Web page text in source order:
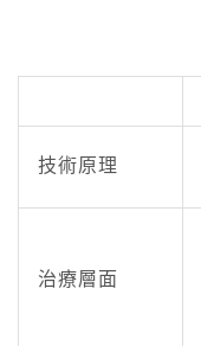
技術原理
治療層面